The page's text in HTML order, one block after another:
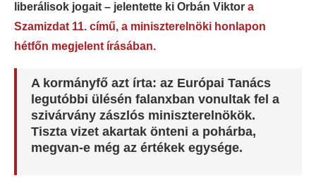
liberálisok jogait – jelentette ki Orbán Viktor a
Szamizdat 11. című, a miniszterelnöki honlapon
hétfőn megjelent írásában.
A kormányfő azt írta: az Európai Tanács
legutóbbi ülésén falanxban vonultak fel a
szivárvány zászlós miniszterelnökök.
Tiszta vizet akartak önteni a pohárba,
megvan-e még az értékek egysége.